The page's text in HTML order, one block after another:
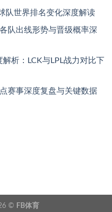
队世界排名变化深度解读
队出线形势与晋级概率深
析：LCK与LPL战力对比下
赛事深度复盘与关键数据
© FB体育